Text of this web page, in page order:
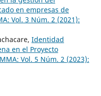
en empresas de
Vol. 3 Núm. 2 (2021):
Identidad
en el Proyecto
Vol. 5 Núm. 2 (2023):